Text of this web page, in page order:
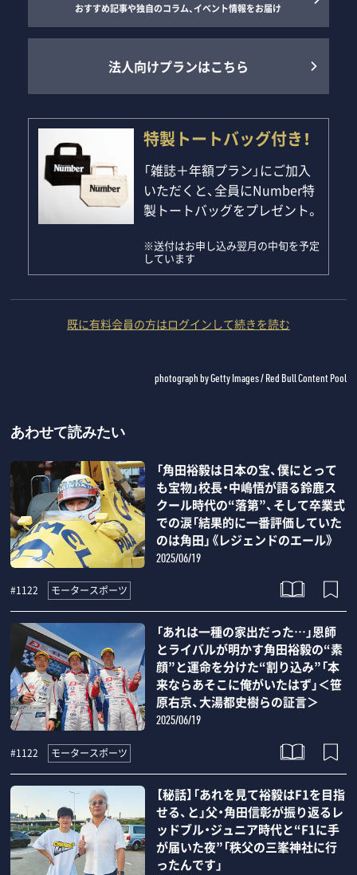
おすすめ記事や独自のコラム、イベント情報をお届け
法人向けプランはこちら
特製トートバッグ付き！
「雑誌＋年額プラン」にご加入
いただくと、全員にNumber特
製トートバッグをプレゼント。
※送付はお申し込み翌月の中旬を予定
しています
既に有料会員の方はログインして続きを読む
photograph by Getty Images / Red Bull Content Pool
あわせて読みたい
「角田裕毅は日本の宝、僕にとって
も宝物」校長・中嶋悟が語る鈴鹿ス
クール時代の“落第”、そして卒業式
での涙「結果的に一番評価していた
のは角田」《レジェンドのエール》
2025/06/19
#1122 モータースポーツ
「あれは一種の家出だった…」恩師
とライバルが明かす角田裕毅の“素
顔”と運命を分けた“割り込み”「本
来ならあそこに俺がいたはず」＜笹
原右京、大湯都史樹らの証言＞
2025/06/19
#1122 モータースポーツ
【秘話】「あれを見て裕毅はF1を目指
せる、と」父・角田信彰が振り返るレ
ッドブル・ジュニア時代と“F1に手
が届いた夜”「秩父の三峯神社に行
ったんです」